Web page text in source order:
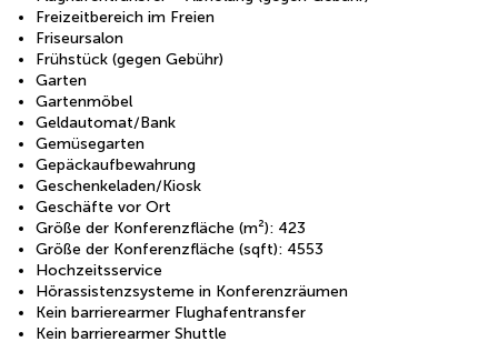
Freizeitbereich im Freien
Friseursalon
Frühstück (gegen Gebühr)
Garten
Gartenmöbel
Geldautomat/Bank
Gemüsegarten
Gepäckaufbewahrung
Geschenkeladen/Kiosk
Geschäfte vor Ort
Größe der Konferenzfläche (m²): 423
Größe der Konferenzfläche (sqft): 4553
Hochzeitsservice
Hörassistenzsysteme in Konferenzräumen
Kein barrierearmer Flughafentransfer
Kein barrierearmer Shuttle